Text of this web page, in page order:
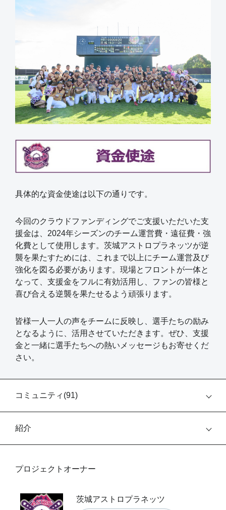
具体的な資金使途は以下の通りです。
今回のクラウドファンディングでご支援いただいた支
援金は、2024年シーズンのチーム運営費・遠征費・強
化費として使用します。茨城アストロプラネッツが逆
襲を果たすためには、これまで以上にチーム運営及び
強化を図る必要があります。現場とフロントが一体と
なって、支援金をフルに有効活用し、ファンの皆様と
喜び合える逆襲を果たせるよう頑張ります。
皆様一人一人の声をチームに反映し、選手たちの励み
となるように、活用させていただきます。ぜひ、支援
金と一緒に選手たちへの熱いメッセージもお寄せくだ
さい。
コミュニティ(91)
紹介
プロジェクトオーナー
茨城アストロプラネッツ